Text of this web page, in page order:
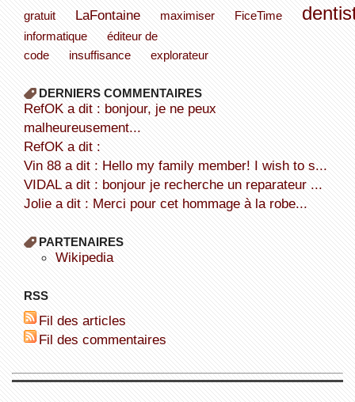
gratuit
LaFontaine maximiser FiceTime
informatique
éditeur de
code
insuffisance explorateur
DERNIERS COMMENTAIRES
refOK a dit : bonjour, je ne peux
malheureusement...
refOK a dit :
Vin 88 a dit : Hello my family member! I wish to s...
VIDAL a dit : bonjour je recherche un reparateur ...
Jolie a dit : Merci pour cet hommage à la robe...
PARTENAIRES
wikipedia
RSS
Fil des articles
Fil des commentaires